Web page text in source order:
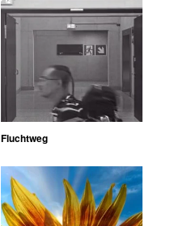
Fluchtweg